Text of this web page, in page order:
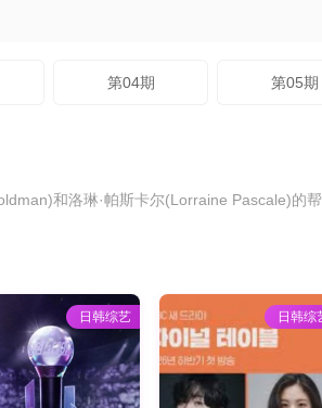
第04期 第05期
和洛琳·帕斯卡尔(Lorraine Pascale)的
日韩综艺 日韩综